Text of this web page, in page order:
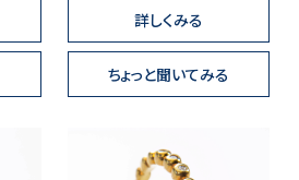
詳しくみる
ちょっと聞いてみる